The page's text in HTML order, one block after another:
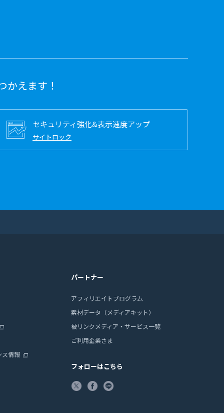
かえます！
セキュリティ強化&表示速度アップ
サイトロック
ス情報
パートナー
アフィリエイトプログラム
素材データ（メディアキット）
被リンクメディア・サービス一覧
ご利用企業さま
フォローはこちら